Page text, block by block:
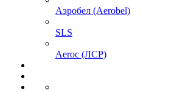
Аэробел (Aerobel)
SLS
Aeroc (ЛСР)